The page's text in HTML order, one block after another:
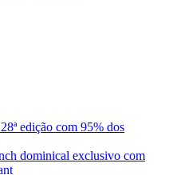
edição com 95% dos
dominical exclusivo com